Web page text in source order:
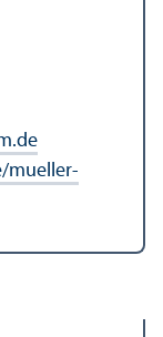
mueller-